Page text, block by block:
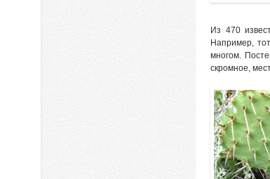
Из 470
Например,
многом.
скромное,